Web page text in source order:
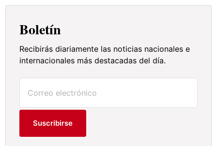
Boletín
Recibirás diariamente las noticias nacionales e
internacionales más destacadas del día.
Suscribirse